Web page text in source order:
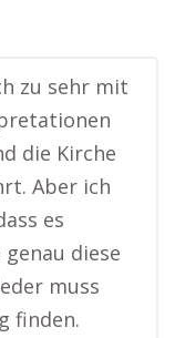
zu sehr mit
die Kirche
Aber ich
es
diese
muss
finden.